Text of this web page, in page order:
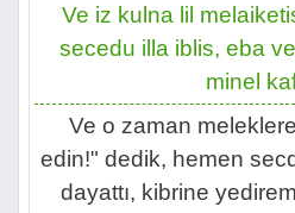
Ve iz kulna lil
secedu illa iblis, eba
minel
Ve o zaman
edin!" dedik, hemen
dayattı, kibrine